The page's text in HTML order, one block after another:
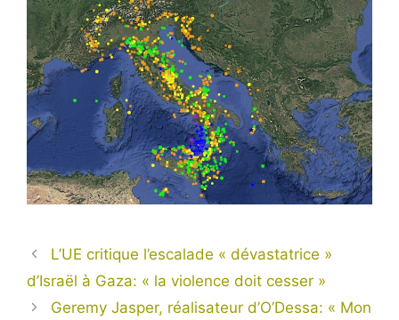
L’UE critique l’escalade « dévastatrice »
d’Israël à Gaza: « la violence doit cesser »
Geremy Jasper, réalisateur d’O’Dessa: « Mon